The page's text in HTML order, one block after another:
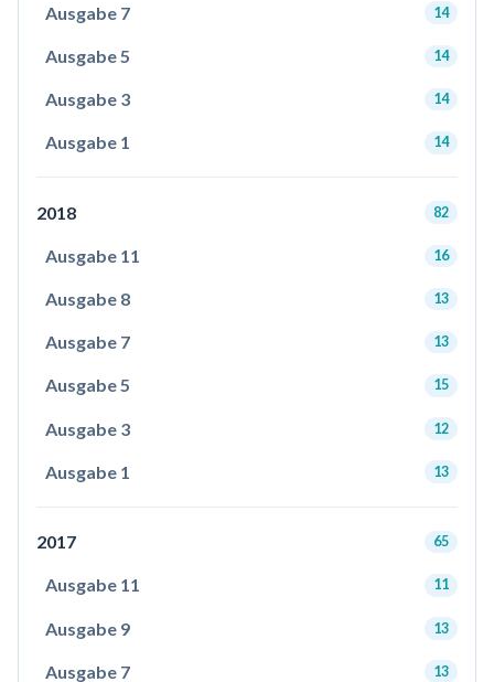
Ausgabe 7 14
Ausgabe 5 14
Ausgabe 3 14
Ausgabe 1 14
2018 82
Ausgabe 11 16
Ausgabe 8 13
Ausgabe 7 13
Ausgabe 5 15
Ausgabe 3 12
Ausgabe 1 13
2017 65
Ausgabe 11 11
Ausgabe 9 13
Ausgabe 7 13